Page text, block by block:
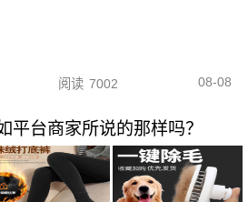
阅读 7002 08-08
平台商家所说的那样吗？